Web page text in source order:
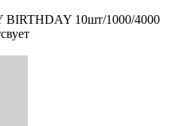
BIRTHDAY 10шт/1000/4000